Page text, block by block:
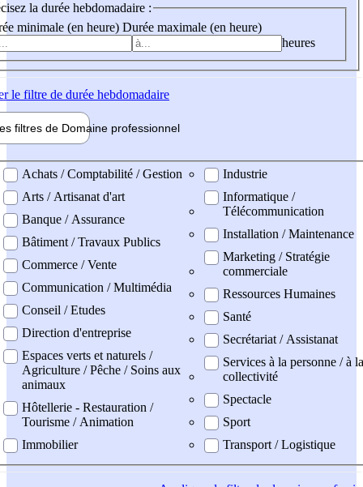
la durée hebdomadaire :
minimale (en heure) Durée maximale (en heure)
heures
le filtre de durée hebdomadaire
filtres de Domaine professionnel
professionel
Achats / Comptabilité / Gestion
Arts / Artisanat d'art
Banque / Assurance
Bâtiment / Travaux Publics
Commerce / Vente
Communication / Multimédia
Conseil / Etudes
Direction d'entreprise
Espaces verts et naturels /
Agriculture / Pêche / Soins aux
animaux
Hôtellerie - Restauration /
Tourisme / Animation
Immobilier
Industrie
Informatique /
Télécommunication
Installation / Maintenance
Marketing / Stratégie
commerciale
Ressources Humaines
Santé
Secrétariat / Assistanat
Services à la personne / à la
collectivité
Spectacle
Sport
Transport / Logistique